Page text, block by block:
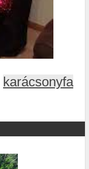
karácsonyfa